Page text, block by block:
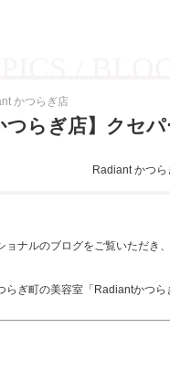
かつらぎ店
つらぎ店】クセパ
Radiant かつら
ョナルのブログをご覧いただき
らぎ町の美容室「Radiantかつら